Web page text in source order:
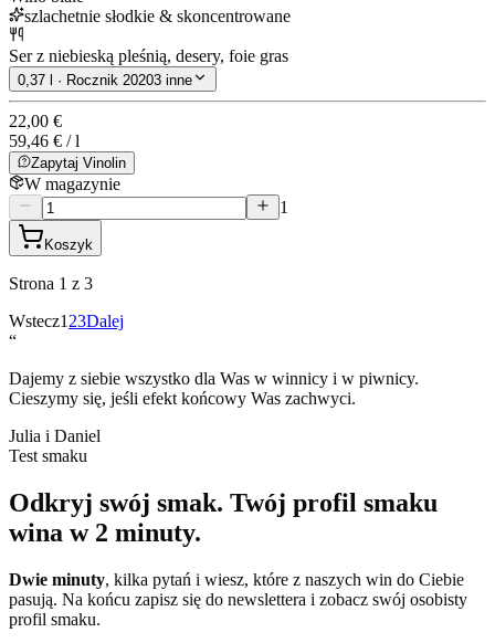
szlachetnie słodkie & skoncentrowane
Ser z niebieską pleśnią, desery, foie gras
0,37 l · Rocznik 20203 inne
22,00 €
59,46 € / l
Zapytaj Vinolin
W magazynie
1
Koszyk
Strona 1 z 3
Wstecz1 23Dalej
“
Dajemy z siebie wszystko dla Was w winnicy i w piwnicy.
Cieszymy się, jeśli efekt końcowy Was zachwyci.
Julia i Daniel
Test smaku
Odkryj swój smak. Twój profil smaku
wina w 2 minuty.
Dwie minuty, kilka pytań i wiesz, które z naszych win do Ciebie
pasują. Na końcu zapisz się do newslettera i zobacz swój osobisty
profil smaku.